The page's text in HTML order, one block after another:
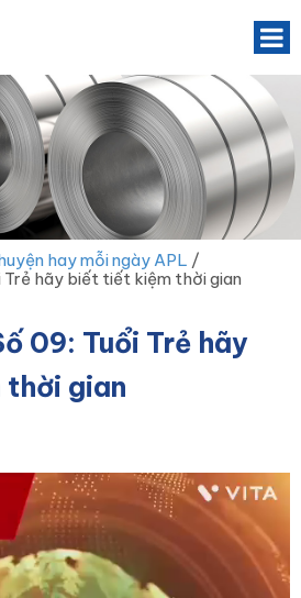
hay mỗi ngày APL /
Trẻ hãy biết tiết kiệm thời gian
09: Tuổi Trẻ hãy
gian